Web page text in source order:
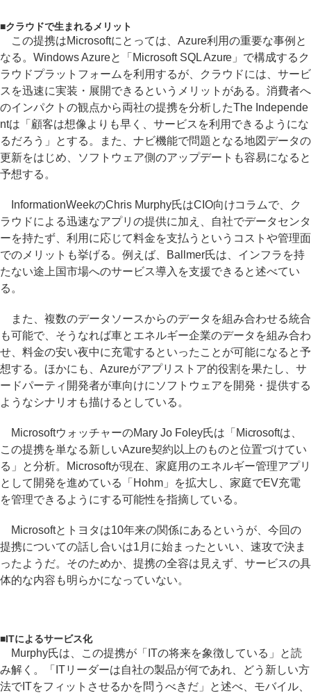
■クラウドで生まれるメリット
この提携はMicrosoftにとっては、Azure利用の重要な事例と
なる。Windows Azureと「Microsoft SQL Azure」で構成するク
ラウドプラットフォームを利用するが、クラウドには、サービ
スを迅速に実装・展開できるというメリットがある。消費者へ
のインパクトの観点から両社の提携を分析したThe Independe
ntは「顧客は想像よりも早く、サービスを利用できるようにな
るだろう」とする。また、ナビ機能で問題となる地図データの
更新をはじめ、ソフトウェア側のアップデートも容易になると
予想する。
InformationWeekのChris Murphy氏はCIO向けコラムで、ク
ラウドによる迅速なアプリの提供に加え、自社でデータセンタ
ーを持たず、利用に応じて料金を支払うというコストや管理面
でのメリットも挙げる。例えば、Ballmer氏は、インフラを持
たない途上国市場へのサービス導入を支援できると述べてい
る。
また、複数のデータソースからのデータを組み合わせる統合
も可能で、そうなれば車とエネルギー企業のデータを組み合わ
せ、料金の安い夜中に充電するといったことが可能になると予
想する。ほかにも、Azureがアプリストア的役割を果たし、サ
ードパーティ開発者が車向けにソフトウェアを開発・提供する
ようなシナリオも描けるとしている。
MicrosoftウォッチャーのMary Jo Foley氏は「Microsoftは、
この提携を単なる新しいAzure契約以上のものと位置づけてい
る」と分析。Microsoftが現在、家庭用のエネルギー管理アプリ
として開発を進めている「Hohm」を拡大し、家庭でEV充電
を管理できるようにする可能性を指摘している。
Microsoftとトヨタは10年来の関係にあるというが、今回の
提携についての話し合いは1月に始まったといい、速攻で決ま
ったようだ。そのためか、提携の全容は見えず、サービスの具
体的な内容も明らかになっていない。
■ITによるサービス化
Murphy氏は、この提携が「ITの将来を象徴している」と読
み解く。「ITリーダーは自社の製品が何であれ、どう新しい方
法でITをフィットさせるかを問うべきだ」と述べ、モバイル、